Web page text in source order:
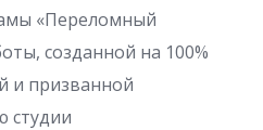
«Переломный
созданной на 100%
и призванной
студии